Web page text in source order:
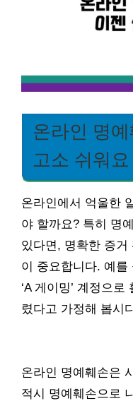
온라인 명
고소 쉬워요
온라인에서 억울한
야 할까요? 특히 명
있다면, 명확한 증거
이 중요합니다. 예를
‘A 게이밍’ 계정으
렸다고 가정해 봅시
온라인 명예훼손은
적시 명예훼손으로